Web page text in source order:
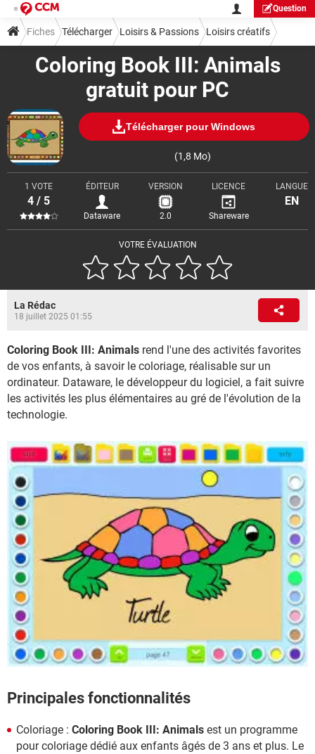
Question
Coloring Book III: Animals
gratuit pour PC
Télécharger pour Windows
(1,8 Mo)
VOTRE ÉVALUATION
1 VOTE
4 / 5
ÉDITEUR
Dataware
VERSION
2.0
LICENCE
Shareware
LANGUE
EN
Fiches Télécharger Loisirs & Passions Loisirs créatifs
La Rédac
18 juillet 2025 01:55
Coloring Book III: Animals rend l'une des activités favorites
de vos enfants, à savoir le coloriage, réalisable sur un
ordinateur. Dataware, le développeur du logiciel, a fait suivre
les activités les plus élémentaires au gré de l'évolution de la
technologie.
Principales fonctionnalités
Coloriage : Coloring Book III: Animals est un programme
pour coloriage dédié aux enfants âgés de 3 ans et plus. Le